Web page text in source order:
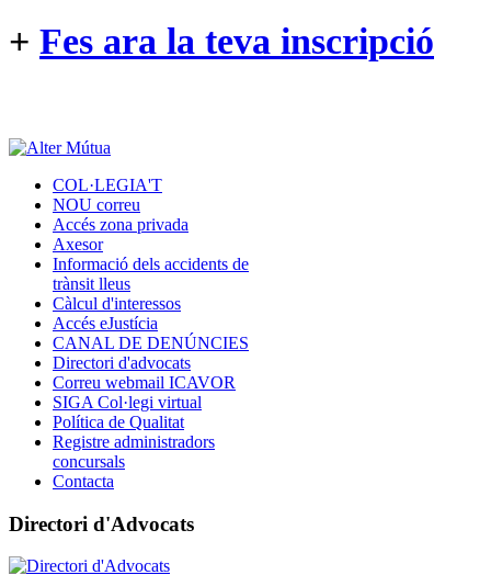
+ Fes ara la teva inscripció
COL·LEGIA'T
NOU correu
Accés zona privada
Axesor
Informació dels accidents de
trànsit lleus
Càlcul d'interessos
Accés eJustícia
CANAL DE DENÚNCIES
Directori d'advocats
Correu webmail ICAVOR
SIGA Col·legi virtual
Política de Qualitat
Registre administradors
concursals
Contacta
Directori d'Advocats